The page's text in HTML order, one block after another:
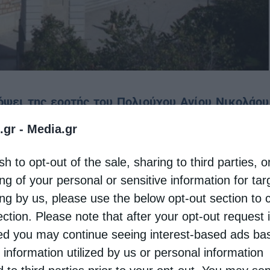
- Media.gr
to opt-out of the sale, sharing to third parties,
of your personal or sensitive information for
by us, please use the below opt-out section to
Please note that after your opt-out request
you may continue seeing interest-based ads
information utilized by us or personal information
της εορτής του Πολιούχου Αγίου Νικολάου
από την Τετάρτη 28/11 έως την Κυριακή
η έλευση στον Βόλο τεμαχίου του Ιερού
του Ομολογητού, το οποίο φυλάσσεται
γεγονός που συνιστά εξαιρετική τιμή και
περιοχής.
Ιερό Ναό Αγίου Νικολάου Βόλου, ο
30/11, στις 5.30μ.μ. και θα το υποδεχθεί